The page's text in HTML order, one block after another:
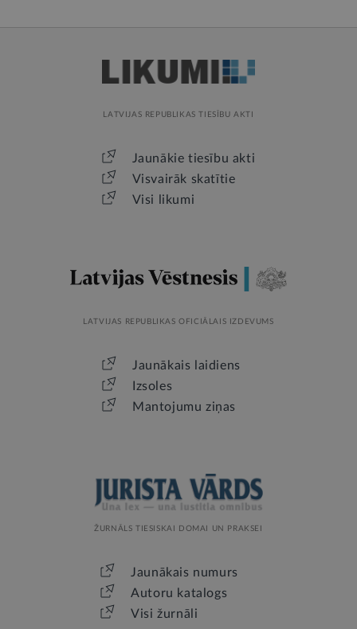
LATVIJAS REPUBLIKAS TIESĪBU AKTI
Jaunākie tiesību akti
Visvairāk skatītie
Visi likumi
LATVIJAS REPUBLIKAS OFICIĀLAIS IZDEVUMS
Jaunākais laidiens
Izsoles
Mantojumu ziņas
ŽURNĀLS TIESISKAI DOMAI UN PRAKSEI
Jaunākais numurs
Autoru katalogs
Visi žurnāli